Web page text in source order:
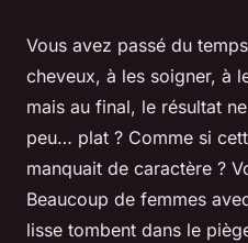
Vous avez passé du
cheveux, à les soigner, à
mais au final, le résultat
peu… plat ? Comme si
manquait de caractère ?
Beaucoup de femmes
lisse tombent dans le